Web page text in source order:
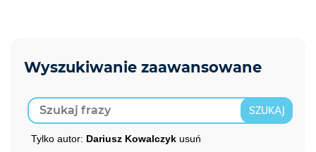
Tylko autor: Dariusz Kowalczyk usuń